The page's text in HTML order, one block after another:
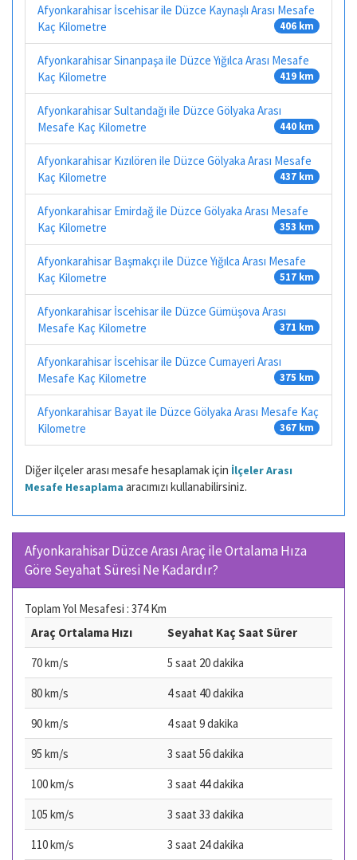
Afyonkarahisar İscehisar ile Düzce Kaynaşlı Arası Mesafe
Kaç Kilometre
406 km
Afyonkarahisar Sinanpaşa ile Düzce Yığılca Arası Mesafe
Kaç Kilometre
419 km
Afyonkarahisar Sultandağı ile Düzce Gölyaka Arası
Mesafe Kaç Kilometre
440 km
Afyonkarahisar Kızılören ile Düzce Gölyaka Arası Mesafe
Kaç Kilometre
437 km
Afyonkarahisar Emirdağ ile Düzce Gölyaka Arası Mesafe
Kaç Kilometre
353 km
Afyonkarahisar Başmakçı ile Düzce Yığılca Arası Mesafe
Kaç Kilometre
517 km
Afyonkarahisar İscehisar ile Düzce Gümüşova Arası
Mesafe Kaç Kilometre
371 km
Afyonkarahisar İscehisar ile Düzce Cumayeri Arası
Mesafe Kaç Kilometre
375 km
Afyonkarahisar Bayat ile Düzce Gölyaka Arası Mesafe Kaç
Kilometre
367 km
Diğer ilçeler arası mesafe hesaplamak için İlçeler Arası
Mesafe Hesaplama aracımızı kullanabilirsiniz.
Afyonkarahisar Düzce Arası Araç ile Ortalama Hıza
Göre Seyahat Süresi Ne Kadardır?
Toplam Yol Mesafesi : 374 Km
Araç Ortalama Hızı
Seyahat Kaç Saat Sürer
70 km/s
5 saat 20 dakika
80 km/s
4 saat 40 dakika
90 km/s
4 saat 9 dakika
95 km/s
3 saat 56 dakika
100 km/s
3 saat 44 dakika
105 km/s
3 saat 33 dakika
110 km/s
3 saat 24 dakika